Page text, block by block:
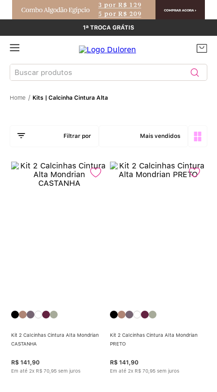
1ª TROCA GRÁTIS
Buscar produtos
Kits | Calcinha Cintura Alta
Mais vendidos
Kit 2 Calcinhas Cintura Alta Mondrian
CASTANHA
R$ 141,90
Em até 2x R$ 70 95 sem juros
Kit 2 Calcinhas Cintura Alta Mondrian
PRETO
R$ 141,90
Em até 2x R$ 70 95 sem juros
TERMOS MAIS BUSCADOS
3º Sutiã Bojo
9º Algodão Egípcio
10º Sutiã Sustentação